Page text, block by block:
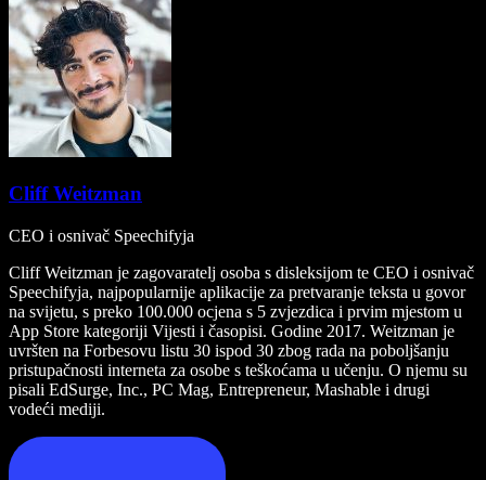
Cliff Weitzman
CEO i osnivač Speechifyja
Cliff Weitzman je zagovaratelj osoba s disleksijom te CEO i osnivač
Speechifyja, najpopularnije aplikacije za pretvaranje teksta u govor
na svijetu, s preko 100.000 ocjena s 5 zvjezdica i prvim mjestom u
App Store kategoriji Vijesti i časopisi. Godine 2017. Weitzman je
uvršten na Forbesovu listu 30 ispod 30 zbog rada na poboljšanju
pristupačnosti interneta za osobe s teškoćama u učenju. O njemu su
pisali EdSurge, Inc., PC Mag, Entrepreneur, Mashable i drugi
vodeći mediji.